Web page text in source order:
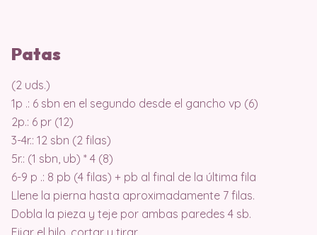
Patas
(2 uds.)
1p .: 6 sbn en el segundo desde el gancho vp (6)
2p.: 6 pr (12)
3-4r.: 12 sbn (2 filas)
5r.: (1 sbn, ub) * 4 (8)
6-9 p .: 8 pb (4 filas) + pb al final de la última fila
Llene la pierna hasta aproximadamente 7 filas.
Dobla la pieza y teje por ambas paredes 4 sb.
Fijar el hilo, cortar y tirar.